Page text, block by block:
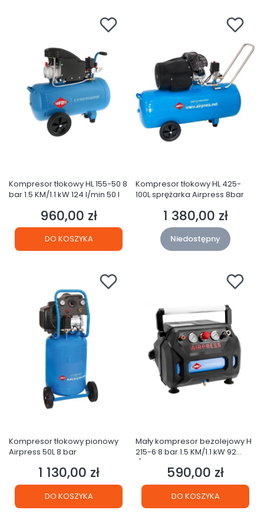
Kompresor tłokowy HL 155-50 8
bar 1.5 KM/1.1 kW 124 l/min 50 l
Cena
960,00 zł
DO KOSZYKA
Kompresor tłokowy HL 425-
100L sprężarka Airpress 8bar
Cena
1 380,00 zł
Niedostępny
Kompresor tłokowy pionowy
Airpress 50L 8 bar
Cena
1 130,00 zł
DO KOSZYKA
Mały kompresor bezolejowy H
215-6 8 bar 1.5 KM/1.1 kW 92
l/min 6 l BoomBox
Cena
590,00 zł
DO KOSZYKA